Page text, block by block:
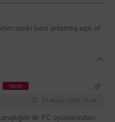
sanki beni anlatmış age of
Yazar
27 Mayıs 2025 15:46
ilk PC oyunlarından